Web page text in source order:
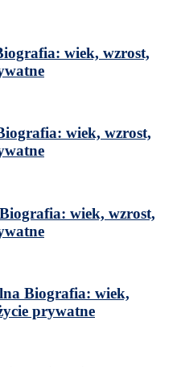
wiek, wzrost,
wiek, wzrost,
wiek, wzrost,
Biografia: wiek,
prywatne